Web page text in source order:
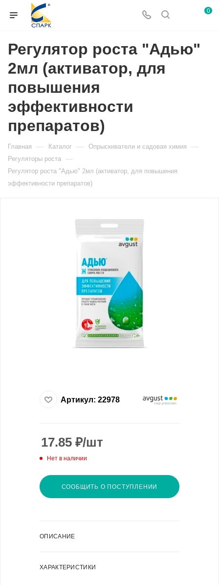
0
Регулятор роста "Адью"
2мл (активатор, для
повышения
эффективности
препаратов)
Главная — Каталог — Опрыскиватели и садовая химия —
Регуляторы роста —
Регулятор роста "Адью" 2мл (активатор, для повышения
эффективности препаратов)
Артикул: 22978
17.85 ₽/шт
Нет в наличии
СООБЩИТЬ О ПОСТУПЛЕНИИ
ОПИСАНИЕ
ХАРАКТЕРИСТИКИ